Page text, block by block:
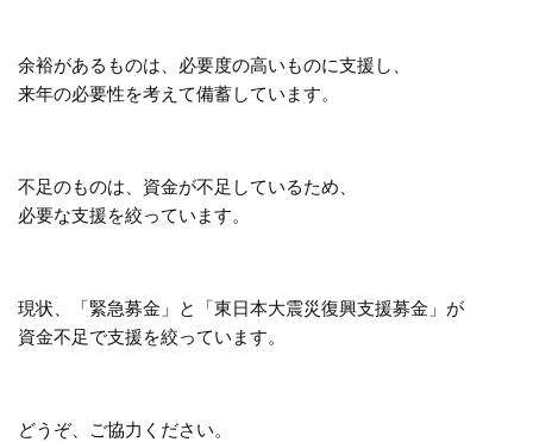
余裕があるものは、必要度の高いものに支援し、
来年の必要性を考えて備蓄しています。
不足のものは、資金が不足しているため、
必要な支援を絞っています。
現状、「緊急募金」と「東日本大震災復興支援募金」が
資金不足で支援を絞っています。
どうぞ、ご協力ください。